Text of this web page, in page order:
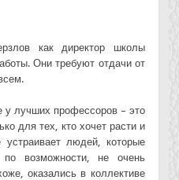
как директор школы
Они требуют отдачи от
у лучших профессоров – это
для тех, кто хочет расти и
устраивает людей, которые
возможности, не очень
оказались в коллективе